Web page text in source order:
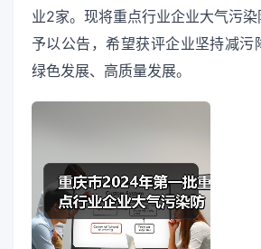
业2家。现将重点行业企业大气污
予以公告，希望获评企业坚持减污
绿色发展、高质量发展。